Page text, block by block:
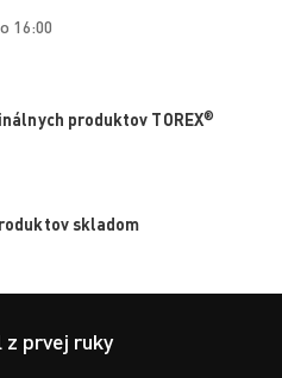
16:00
produktov TOREX®
skladom
z prvej ruky